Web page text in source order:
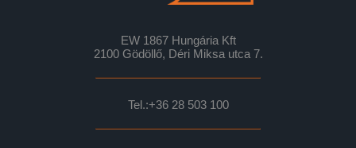
EW 1867 Hungária Kft
2100 Gödöllő, Déri Miksa utca 7.
Tel.:+36 28 503 100